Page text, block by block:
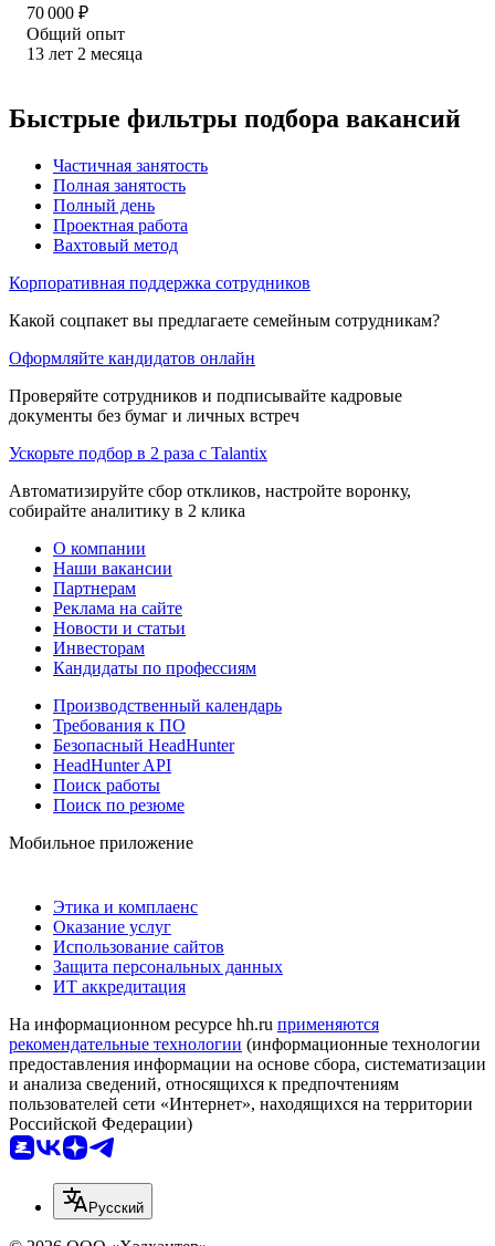
70 000 ₽
Общий опыт
13 лет 2 месяца
Быстрые фильтры подбора вакансий
Частичная занятость
Полная занятость
Полный день
Проектная работа
Вахтовый метод
Корпоративная поддержка сотрудников
Какой соцпакет вы предлагаете семейным сотрудникам?
Оформляйте кандидатов онлайн
Проверяйте сотрудников и подписывайте кадровые
документы без бумаг и личных встреч
Ускорьте подбор в 2 раза с Talantix
Автоматизируйте сбор откликов, настройте воронку,
собирайте аналитику в 2 клика
О компании
Наши вакансии
Партнерам
Реклама на сайте
Новости и статьи
Инвесторам
Кандидаты по профессиям
Производственный календарь
Требования к ПО
Безопасный HeadHunter
HeadHunter API
Поиск работы
Поиск по резюме
Мобильное приложение
Этика и комплаенс
Оказание услуг
Использование сайтов
Защита персональных данных
ИТ аккредитация
На информационном ресурсе hh.ru применяются
рекомендательные технологии (информационные технологии
предоставления информации на основе сбора, систематизации
и анализа сведений, относящихся к предпочтениям
пользователей сети «Интернет», находящихся на территории
Российской Федерации)
Русский